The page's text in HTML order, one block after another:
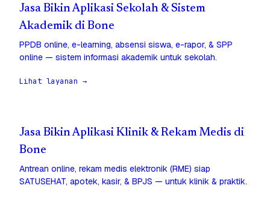
Jasa Bikin Aplikasi Sekolah & Sistem
Akademik di Bone
PPDB online, e-learning, absensi siswa, e-rapor, & SPP
online — sistem informasi akademik untuk sekolah.
Lihat layanan →
Jasa Bikin Aplikasi Klinik & Rekam Medis di
Bone
Antrean online, rekam medis elektronik (RME) siap
SATUSEHAT, apotek, kasir, & BPJS — untuk klinik & praktik.